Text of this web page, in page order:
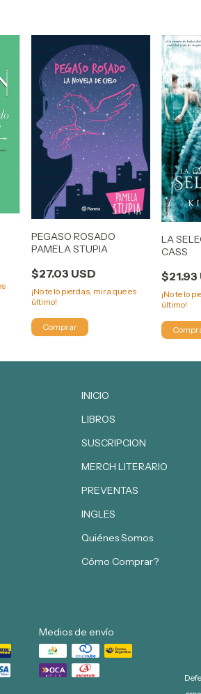
PEGASO ROSADO
PAMELA STUPIA
$27.03 USD
¡No te lo pierdas, mira que es
último!
LA
CASS
$21.93
¡No te lo
último!
INICIO
LIBROS
SUSCRIPCION
MERCH LITERARIO
PREVENTAS
INGLES
Quiénes Somos
Cómo Comprar?
Medios de envío